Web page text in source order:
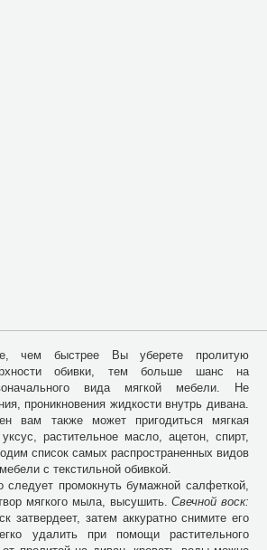
чем быстрее Вы уберете пролитую
обивки, тем больше шанс на
вида мягкой мебели. Не
проникновения жидкости внутрь дивана.
вам также может пригодиться мягкая
растительное масло, ацетон, спирт,
список самых распространенных видов
с текстильной обивкой.
следует промокнуть бумажной салфеткой,
мягкого мыла, высушить.Свечной воск:
затвердеет, затем аккуратно снимите его
удалить при помощи растительного